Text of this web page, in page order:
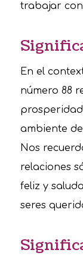
trabajar
En el
número 88
ambiente
Nos
relaciones
feliz y
seres